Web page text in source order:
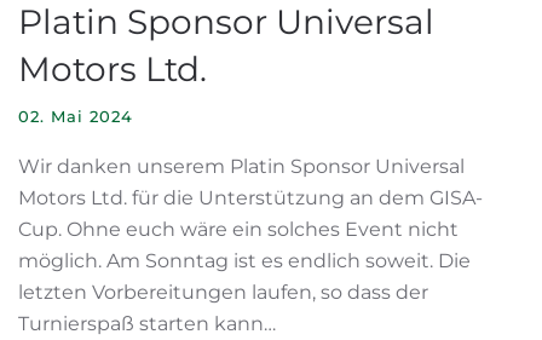
Platin Sponsor Universal
Motors Ltd.
02. Mai 2024
Wir danken unserem Platin Sponsor Universal
Motors Ltd. für die Unterstützung an dem GISA-
Cup. Ohne euch wäre ein solches Event nicht
möglich. Am Sonntag ist es endlich soweit. Die
letzten Vorbereitungen laufen, so dass der
Turnierspaß starten kann…